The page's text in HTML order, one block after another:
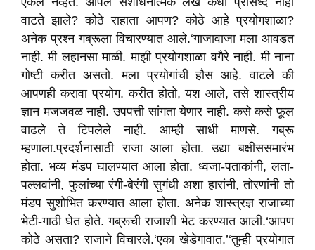
वाटते झाले? कोठे राहाता आपण? कोठे आहे प्रयोगशाळा?
अनेक प्रश्न गब्रूला विचारण्यात आले.‘गाजावाजा मला आवडत
नाही. मी लहानसा माळी. माझी प्रयोगशाळा वगैरे नाही. मी नाना
गोष्टी करीत असतो. मला प्रयोगांची हौस आहे. वाटले की
आपणही करावा प्रयोग. करीत होतो, यश आले, तसे शास्त्रीय
ज्ञान मजजवळ नाही. उपपत्ती सांगता येणार नाही. कसे कसे फूल
वाढले ते टिपलेले नाही. आम्ही साधी माणसे. गब्रू
म्हणाला.प्रदर्शनासाठी राजा आला होता. उद्या बक्षीससमारंभ
होता. भव्य मंडप घालण्यात आला होता. ध्वजा-पताकांनी, लता-
पल्लवांनी, फुलांच्या रंगी-बेरंगी सुगंधी अशा हारांनी, तोरणांनी तो
मंडप सुशोभित करण्यात आला होता. अनेक शास्त्रज्ञ राजाच्या
भेटी-गाठी घेत होते. गब्रूची राजाशी भेट करण्यात आली.‘आपण
कोठे असता? राजाने विचारले.‘एका खेडेगावात.’‘तुम्ही प्रयोगात